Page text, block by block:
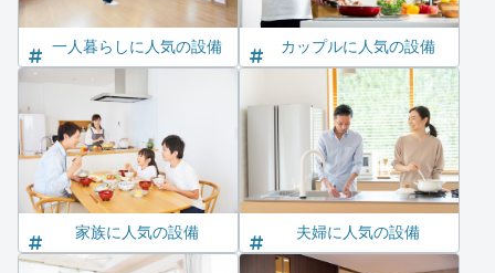
一人暮らしに人気の設備 カップルに人気の設備
家族に人気の設備 夫婦に人気の設備